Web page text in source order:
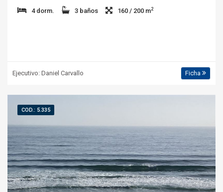
4 dorm. 3 baños 160 / 200 m2
Ejecutivo: Daniel Carvallo Ficha
COD.: 5.335